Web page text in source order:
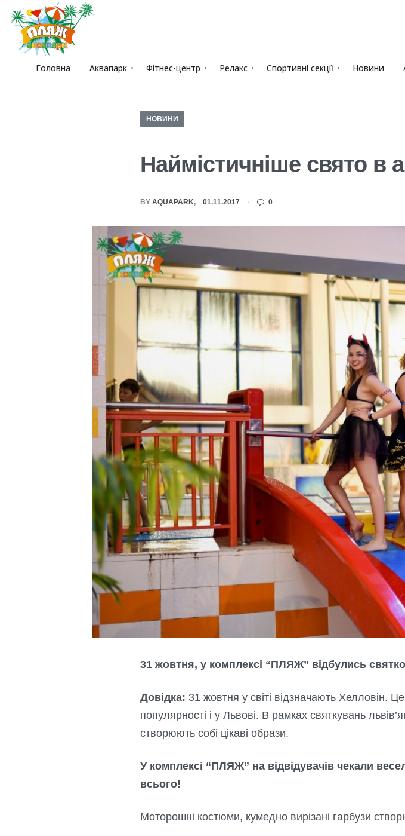
Головна Аквапарк Фітнес-центр Релакс Спортивні секції Новини
НОВИНИ
Наймістичніше свято в
BYAQUAPARK 01.11.2017 0
31 жовтня, у комплексі “ПЛЯЖ” відбулись
Довідка: 31 жовтня у світі відзначають Хелловін.
популярності і у Львові. В рамках святкувань
створюють собі цікаві образи.
У комплексі “ПЛЯЖ” на відвідувачів чекали
всього!
Моторошні костюми, кумедно вирізані гарбузи